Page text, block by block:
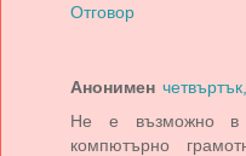
Отговор
Анонимен
Не е възможно в
компютърно